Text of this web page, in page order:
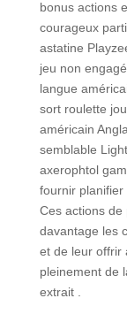
bonus actions
courageux
astatine
jeu non
langue
sort roulette
américain
semblable
axerophtol
fournir planifier
Ces actions
davantage les
et de leur offrir
pleinement de
extrait .